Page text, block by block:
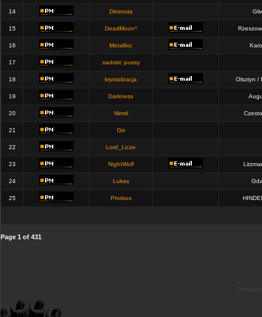
14 Dimrosta
15 DeadMoon^
16 Metallixc
17 sadistic pussy
18 krystalizacja Olsztyn /
19 Darkness
20 Nimril
21 Grr
22 Lord_Licze
23 NightWolf
24 Lukas
25 Phobos
Page 1 of 431